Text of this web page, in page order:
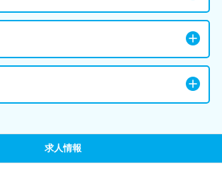
求人情報